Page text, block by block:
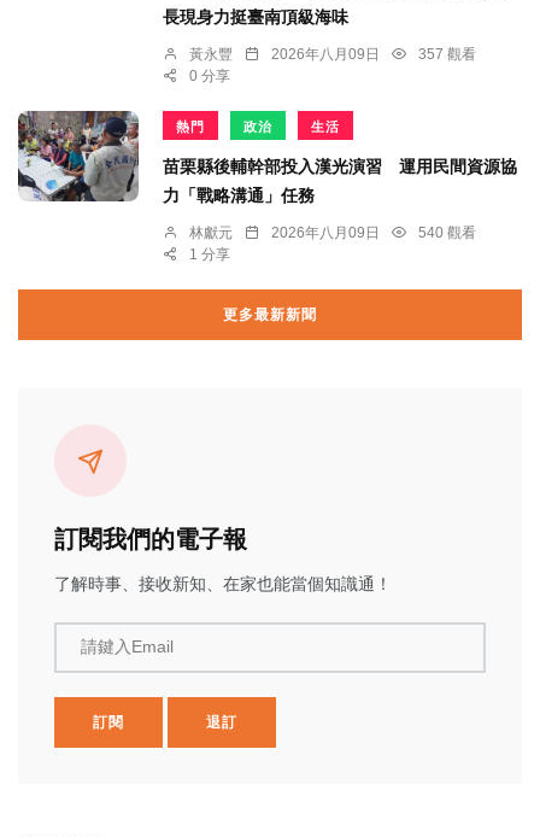
長現身力挺臺南頂級海味
黃永豐 2026年八月09日
357 觀看
0 分享
熱門 政治 生活
苗栗縣後輔幹部投入漢光演習 運用民間資源協
力「戰略溝通」任務
林獻元 2026年八月09日
540 觀看
1 分享
更多最新新聞
訂閱我們的電子報
了解時事、接收新知、在家也能當個知識通！
請鍵入Email
訂閱 退訂